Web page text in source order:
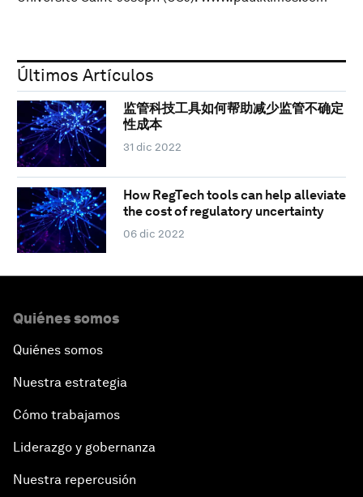
Últimos Artículos
监管科技工具如何帮助减少监管不确定
性成本
31 dic 2022
How RegTech tools can help alleviate
the cost of regulatory uncertainty
06 dic 2022
Quiénes somos
Quiénes somos
Nuestra estrategia
Cómo trabajamos
Liderazgo y gobernanza
Nuestra repercusión